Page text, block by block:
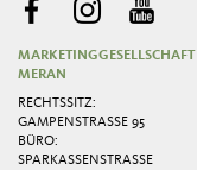
MARKETINGGESELLSCHAFT
MERAN
RECHTSSITZ:
GAMPENSTRASSE 95
BÜRO:
SPARKASSENSTRASSE 2